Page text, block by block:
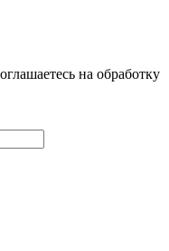
на обработку